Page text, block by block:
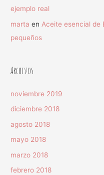
ejemplo real
marta en Aceite esencial de
pequeños
Archivos
noviembre 2019
diciembre 2018
agosto 2018
mayo 2018
marzo 2018
febrero 2018